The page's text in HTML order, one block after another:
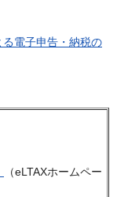
電子申告・納税の
（eLTAXホームペー